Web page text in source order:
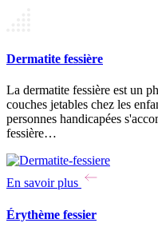
Dermatite fessière
La dermatite fessière est un
couches jetables chez les
personnes handicapées
fessière…
En savoir plus
Érythème fessier